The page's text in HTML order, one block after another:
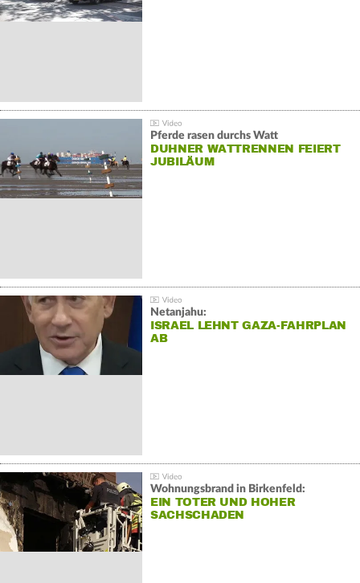
Pferde rasen durchs Watt
DUHNER WATTRENNEN FEIERT
JUBILÄUM
Netanjahu:
ISRAEL LEHNT GAZA-FAHRPLAN
AB
Wohnungsbrand in Birkenfeld:
EIN TOTER UND HOHER
SACHSCHADEN